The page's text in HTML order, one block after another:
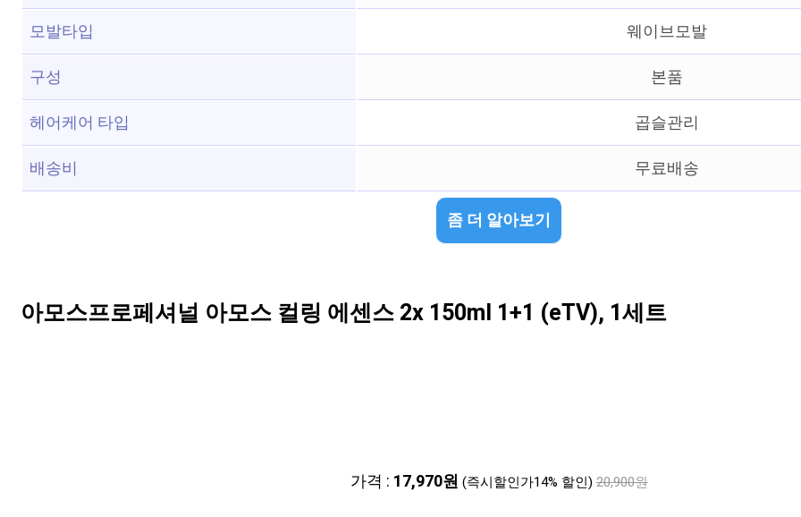
모발타입
웨이브모발
구성
본품
헤어케어 타입
곱슬관리
배송비
무료배송
좀 더 알아보기
아모스프로페셔널 아모스 컬링 에센스 2x 150ml 1+1 (eTV), 1세트
가격 : 17,970원 (즉시할인가14% 할인) 20,900원